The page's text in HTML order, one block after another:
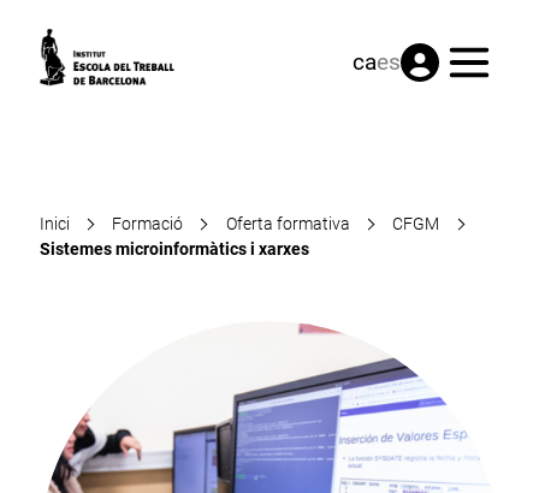
caes Menú
Inici Formació Oferta formativa
CFGM
Sistemes microinformàtics i xarxes